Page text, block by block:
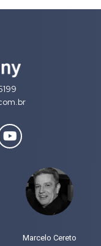
Marcelo Cereto